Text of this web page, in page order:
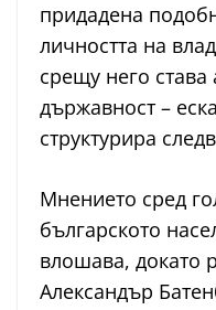
придадена
личността на
срещу него става
държавност –
структурира
Мнението сред
българското
влошава, докато
Александър